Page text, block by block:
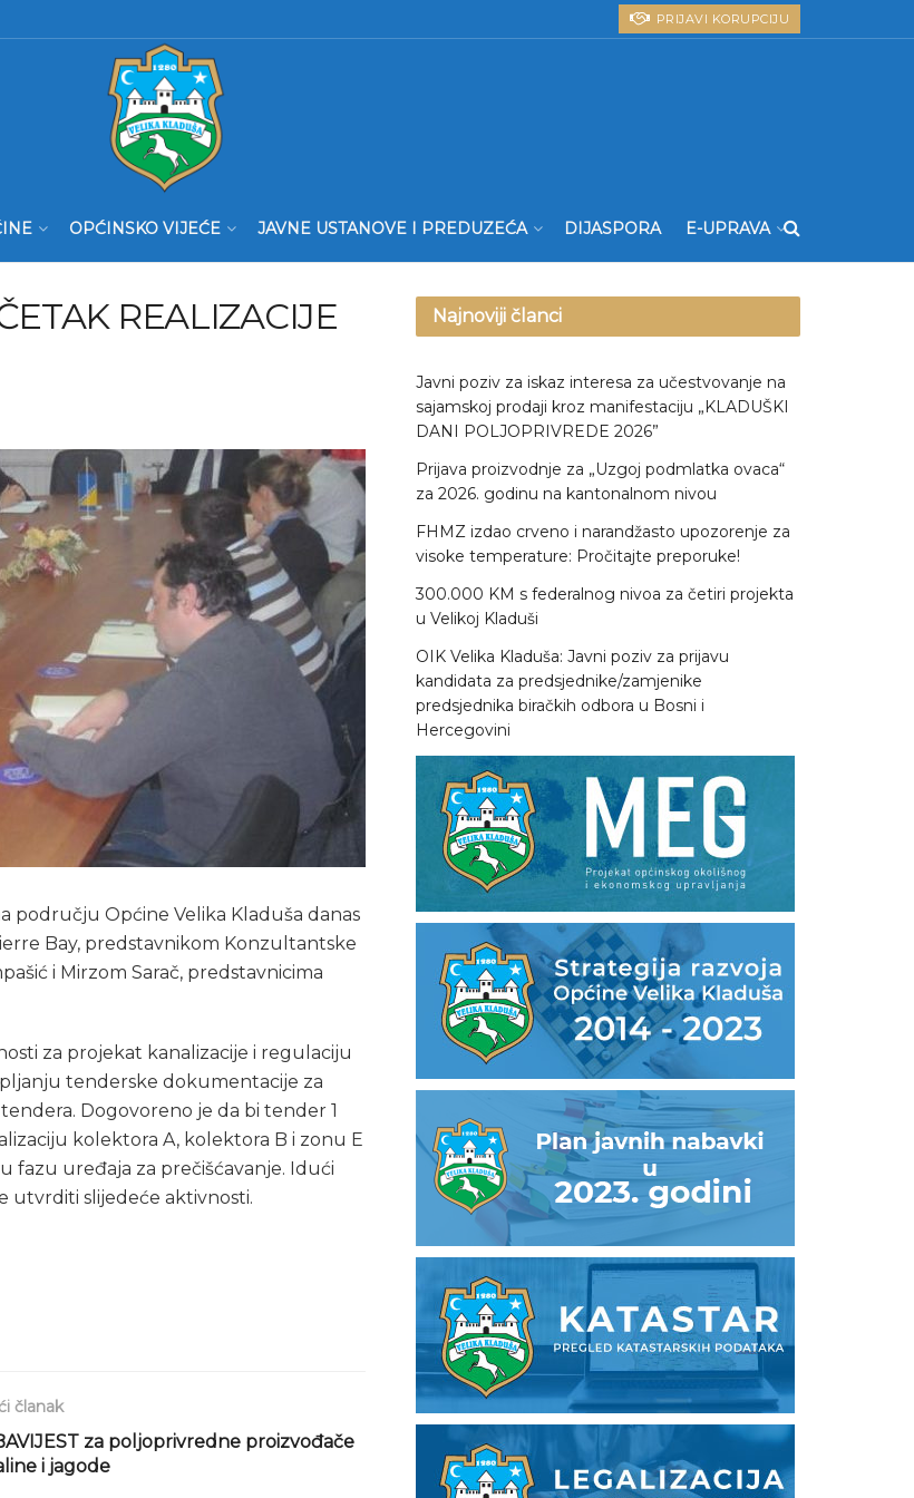
PRIJAVI KORUPCIJU
OPĆINSKO VIJEĆE JAVNE USTANOVE I PREDUZEĆA DIJASPORA E-UPRAVA
REALIZACIJE
području Općine Velika Kladuša danas
Bay, predstavnikom Konzultantske
i Mirzom Sarač, predstavnicima
za projekat kanalizacije i regulaciju
tenderske dokumentacije za
Dogovoreno je da bi tender 1
kolektora A, kolektora B i zonu E
uređaja za prečišćavanje. Idući
utvrditi slijedeće aktivnosti.
članak
za poljoprivredne proizvođače
i jagode
Najnoviji članci
Javni poziv za iskaz interesa za učestvovanje na
sajamskoj prodaji kroz manifestaciju „KLADUŠKI
DANI POLJOPRIVREDE 2026”
Prijava proizvodnje za „Uzgoj podmlatka ovaca“
za 2026. godinu na kantonalnom nivou
FHMZ izdao crveno i narandžasto upozorenje za
visoke temperature: Pročitajte preporuke!
300.000 KM s federalnog nivoa za četiri projekta
u Velikoj Kladuši
OIK Velika Kladuša: Javni poziv za prijavu
kandidata za predsjednike/zamjenike
predsjednika biračkih odbora u Bosni i
Hercegovini